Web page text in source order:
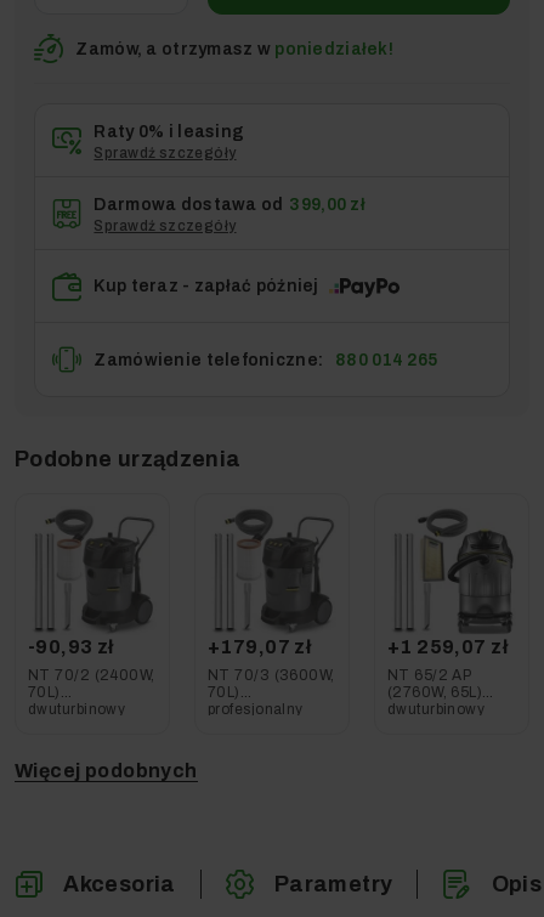
Zamów, a otrzymasz w poniedziałek!
Raty 0% i leasing
Sprawdź szczegóły
Darmowa dostawa od 399,00 zł
Sprawdź szczegóły
Kup teraz - zapłać później
Zamówienie telefoniczne: 880 014 265
Podobne urządzenia
-90,93 zł
NT 70/2 (2400W,
70L)
dwuturbinowy
Karcher
+179,07 zł
NT 70/3 (3600W,
70L)
profesjonalny
+1 259,07 zł
NT 65/2 AP
(2760W, 65L)
dwuturbinowy
Więcej podobnych
Akcesoria Parametry Opis